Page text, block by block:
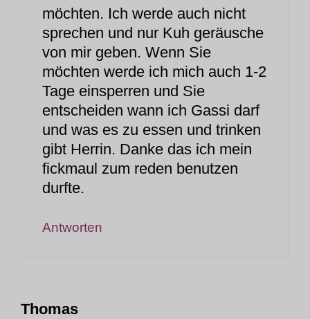
möchten. Ich werde auch nicht
sprechen und nur Kuh geräusche
von mir geben. Wenn Sie
möchten werde ich mich auch 1-2
Tage einsperren und Sie
entscheiden wann ich Gassi darf
und was es zu essen und trinken
gibt Herrin. Danke das ich mein
fickmaul zum reden benutzen
durfte.
Antworten
Thomas